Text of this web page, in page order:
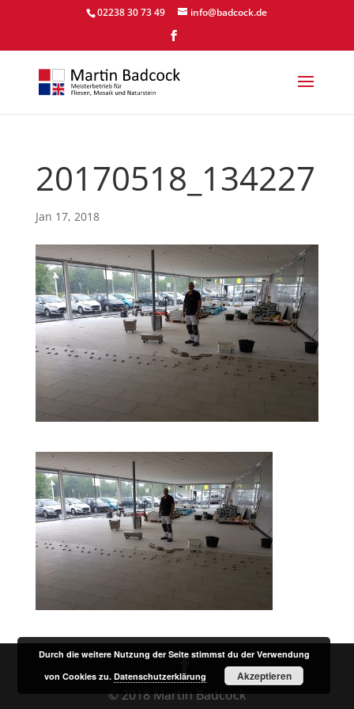
02238 30 73 49 info@badcock.de
20170518_134227
Jan 17, 2018
© 2018 Martin Badcock
Durch die weitere Nutzung der Seite stimmst du der Verwendung
von Cookies zu.Datenschutzerklärung Akzeptieren